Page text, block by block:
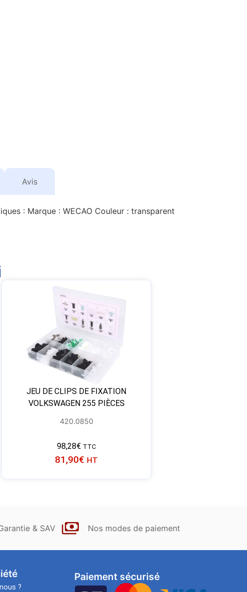
Avis
: Marque : WECAO Couleur : transparent
JEU DE CLIPS DE FIXATION
VOLKSWAGEN 255 PIÈCES
420.0850
98,28€ TTC
81,90€ HT
& SAV Nos modes de paiement
?
Paiement sécurisé